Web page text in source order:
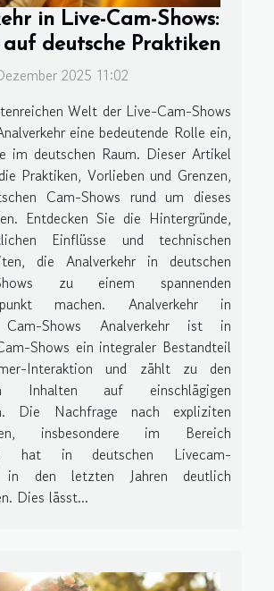
in Live-Cam-Shows:
auf deutsche Praktiken
2025 11:02
Welt der Live-Cam-Shows
eine bedeutende Rolle ein,
im deutschen Raum. Dieser Artikel
Praktiken, Vorlieben und Grenzen,
Cam-Shows rund um dieses
Entdecken Sie die Hintergründe,
Einflüsse und technischen
die Analverkehr in deutschen
Shows zu einem spannenden
machen. Analverkehr in
Cam-Shows Analverkehr ist in
Shows ein integraler Bestandteil
Interaktion und zählt zu den
Inhalten auf einschlägigen
Die Nachfrage nach expliziten
insbesondere im Bereich
hat in deutschen Livecam-
in den letzten Jahren deutlich
Dies lässt...